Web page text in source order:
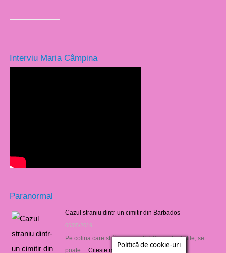
Interviu Maria Câmpina
Paranormal
Cazul straniu dintr-un cimitir din Barbados
06/05/2019
Pe colina care străjuieşte golful Oistin din Antile, se
poate …Citește mai mult »
Politică de cookie-uri